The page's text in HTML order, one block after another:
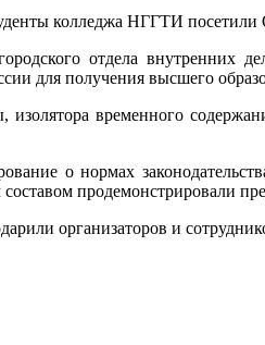
колледжа НГГТИ
отдела
для получения высшего
изолятора временного
о нормах
продемонстрировали
организаторов и